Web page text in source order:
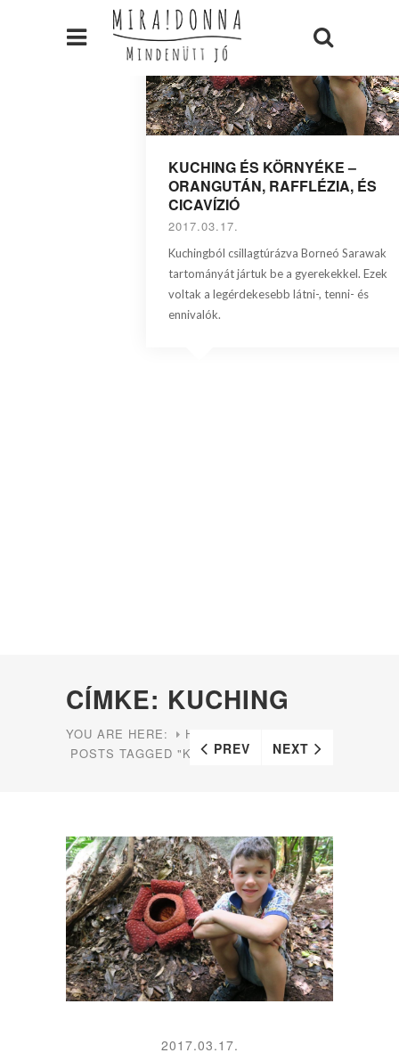
KUCHING ÉS KÖRNYÉKE –
ORANGUTÁN, RAFFLÉZIA, ÉS
CICAVÍZIÓ
2017.03.17.
Kuchingból csillagtúrázva Borneó Sarawak
tartományát jártuk be a gyerekekkel. Ezek
voltak a legérdekesebb látni-, tenni- és
ennivalók.
CÍMKE: KUCHING
YOU ARE HERE:
HOME
POSTS TAGGED "KUCHING"
PREV NEXT
2017.03.17.